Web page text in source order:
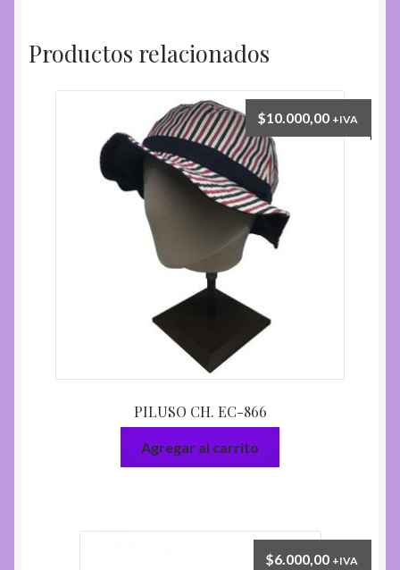
Productos relacionados
PILUSO CH. EC-866
$10.000,00 +IVA
Agregar al carrito
$6.000,00 +IVA